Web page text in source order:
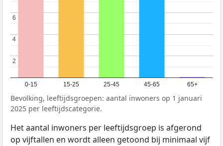
0-15 15-25 25-45 45-65 65+
2
2
4
4
6
6
Bevolking, leeftijdsgroepen: aantal inwoners op 1 januari
2025 per leeftijdscategorie.
Het aantal inwoners per leeftijdsgroep is afgerond
op vijftallen en wordt alleen getoond bij minimaal vijf